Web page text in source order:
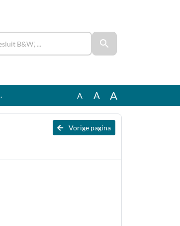
A A A
Vorige pagina